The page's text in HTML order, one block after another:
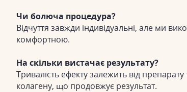
Чи болюча процедура?
Відчуття завжди індивідуальні, але ми
комфортною.
На скільки вистачає результату?
Тривалість ефекту залежить від
колагену, що продовжує результат.